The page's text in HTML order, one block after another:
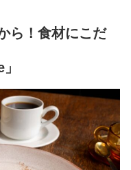
ら！食材にこだ